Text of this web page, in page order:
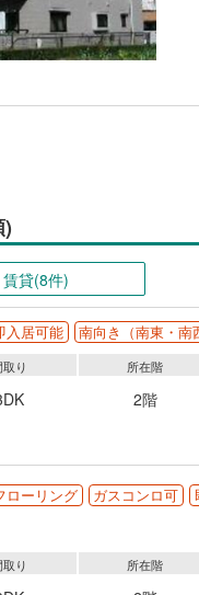
賃貸(8件)
入居可能 南向き（南東・南
所在階
2階
取り
ローリング ガスコンロ可
所在階
取り